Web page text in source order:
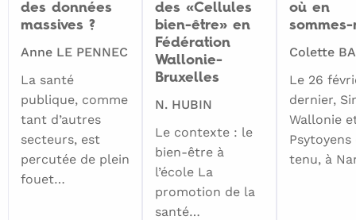
des données
massives ?
Anne LE PENNEC
La santé
publique, comme
tant d’autres
secteurs, est
percutée de plein
fouet…
des «Cellules
bien-être» en
Fédération
Wallonie-
Bruxelles
N. HUBIN
Le contexte : le
bien-être à
l’école La
promotion de la
santé…
où en
sommes-
Colette
Le 26
dernier,
Wallonie
tenu, à